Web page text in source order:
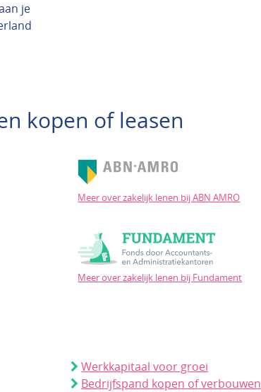
je
kopen of leasen
Meer over zakelijk lenen bij ABN AMRO
Meer over zakelijk lenen bij Fundament
Werkkapitaal voor groei
Bedrijfspand kopen of verbouwen